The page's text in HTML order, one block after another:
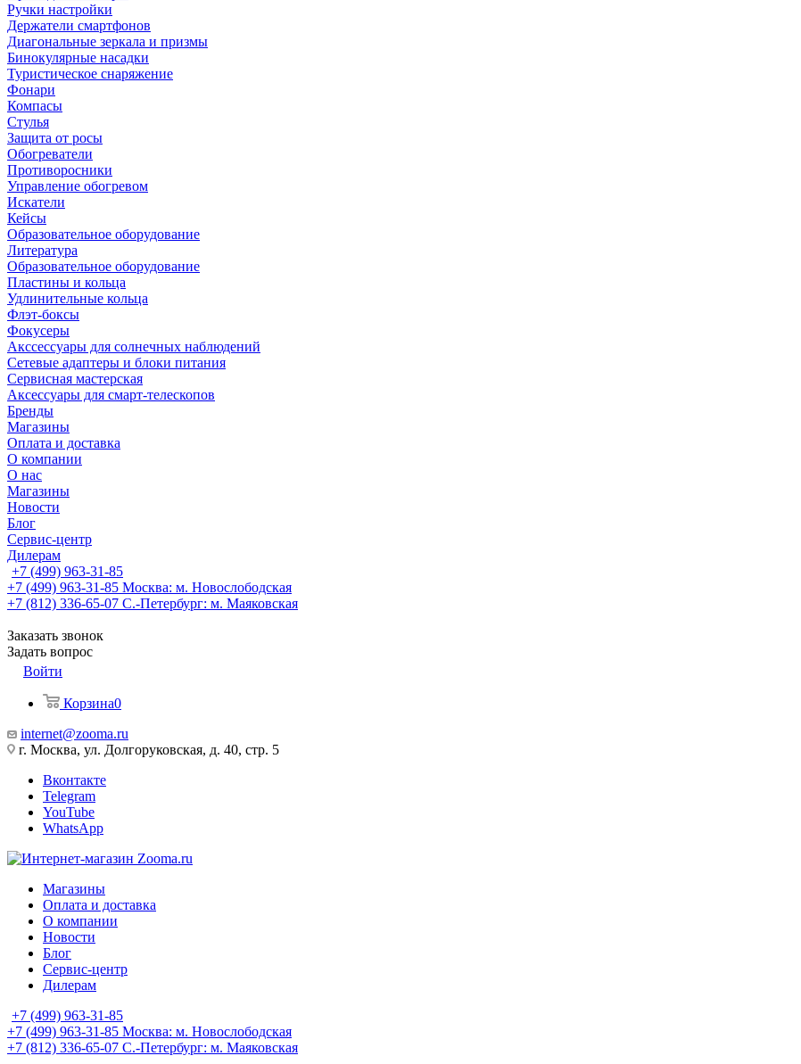
Ручки настройки
Держатели смартфонов
Диагональные зеркала и призмы
Бинокулярные насадки
Туристическое снаряжение
Фонари
Компасы
Стулья
Защита от росы
Обогреватели
Противоросники
Управление обогревом
Искатели
Кейсы
Образовательное оборудование
Литература
Образовательное оборудование
Пластины и кольца
Удлинительные кольца
Флэт-боксы
Фокусеры
Акссессуары для солнечных наблюдений
Сетевые адаптеры и блоки питания
Сервисная мастерская
Аксессуары для смарт-телескопов
Бренды
Магазины
Оплата и доставка
О компании
О нас
Магазины
Новости
Блог
Сервис-центр
Дилерам
+7 (499) 963-31-85
+7 (499) 963-31-85 Москва: м. Новослободская
+7 (812) 336-65-07 С.-Петербург: м. Маяковская
Заказать звонок
Задать вопрос
Войти
Корзина0
internet@zooma.ru
г. Москва, ул. Долгоруковская, д. 40, стр. 5
Вконтакте
Telegram
YouTube
WhatsApp
Магазины
Оплата и доставка
О компании
Новости
Блог
Сервис-центр
Дилерам
+7 (499) 963-31-85
+7 (499) 963-31-85 Москва: м. Новослободская
+7 (812) 336-65-07 С.-Петербург: м. Маяковская